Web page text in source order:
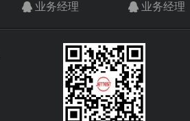
业务经理 业务经理